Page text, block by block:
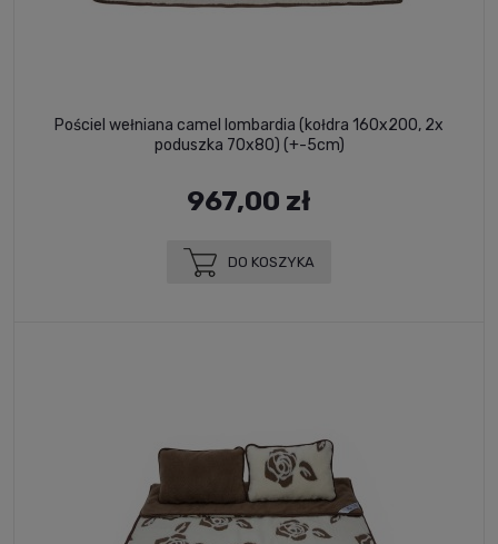
Pościel wełniana camel lombardia (kołdra 160x200, 2x
poduszka 70x80) (+-5cm)
967,00 zł
DO KOSZYKA